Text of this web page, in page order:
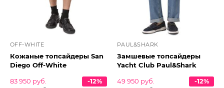
OFF-WHITE
Кожаные топсайдеры San
Diego Off-White
83 950 руб.
-12%
PAUL&SHARK
Замшевые топсайдеры
Yacht Club Paul&Shark
49 950 руб.
-12%